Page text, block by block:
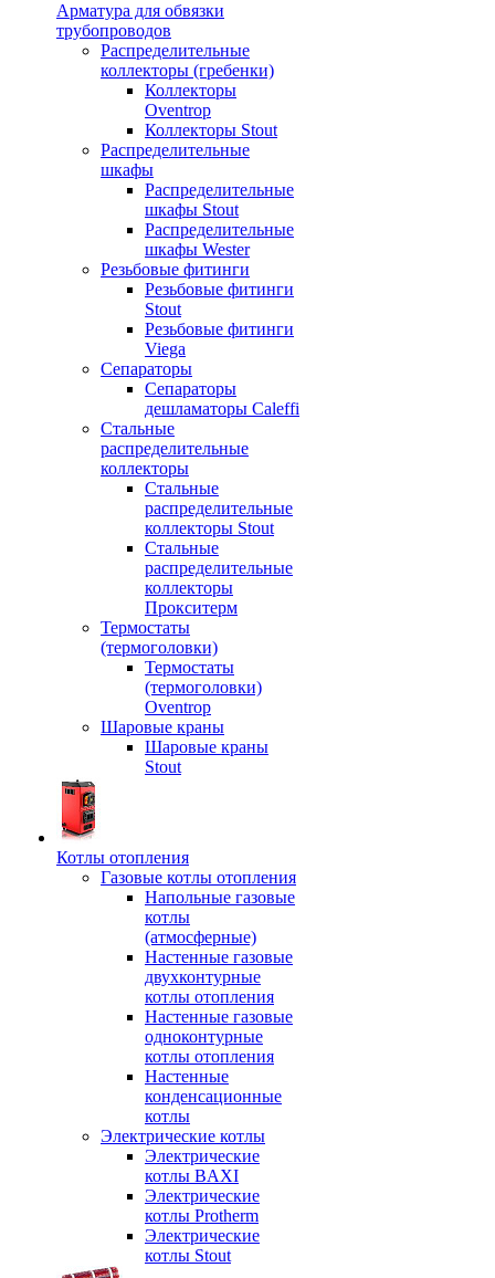
Арматура для обвязки
трубопроводов
Распределительные
коллекторы (гребенки)
Коллекторы
Oventrop
Коллекторы Stout
Распределительные
шкафы
Распределительные
шкафы Stout
Распределительные
шкафы Wester
Резьбовые фитинги
Резьбовые фитинги
Stout
Резьбовые фитинги
Viega
Сепараторы
Сепараторы
дешламаторы Caleffi
Стальные
распределительные
коллекторы
Стальные
распределительные
коллекторы Stout
Стальные
распределительные
коллекторы
Прокситерм
Термостаты
(термоголовки)
Термостаты
(термоголовки)
Oventrop
Шаровые краны
Шаровые краны
Stout
Котлы отопления
Газовые котлы отопления
Напольные газовые
котлы
(атмосферные)
Настенные газовые
двухконтурные
котлы отопления
Настенные газовые
одноконтурные
котлы отопления
Настенные
конденсационные
котлы
Электрические котлы
Электрические
котлы BAXI
Электрические
котлы Protherm
Электрические
котлы Stout